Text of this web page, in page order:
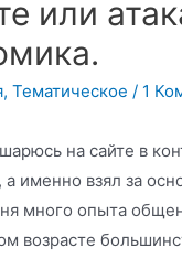
или
,Тематическое / 1
на сайте в
именно взял за
много опыта
возрасте